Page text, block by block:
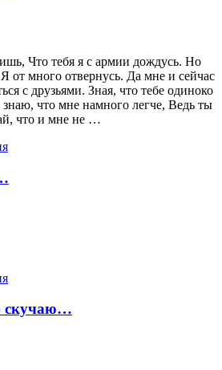
Что тебя я с армии дождусь. Но
от много отвернусь. Да мне и сейчас
с друзьями. Зная, что тебе одиноко
что мне намного легче, Ведь ты
что и мне не …
скучаю…